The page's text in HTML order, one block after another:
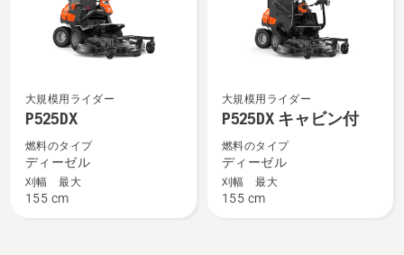
P525DX
細
を
大規模用ライダー
P525DX
燃料のタイプ
ディーゼル
刈幅 最大
155 cm
P525DX
ビ
ン
大規模用ライダー
P525DX キャビン付
燃料のタイプ
ディーゼル
刈幅 最大
155 cm